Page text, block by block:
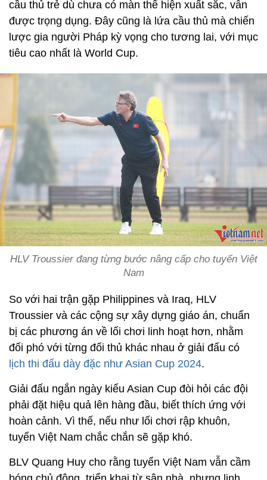
cầu thủ trẻ dù chưa có màn thể hiện xuất sắc, vẫn
được trọng dụng. Đây cũng là lứa cầu thủ mà chiến
lược gia người Pháp kỳ vọng cho tương lai, với mục
tiêu cao nhất là World Cup.
HLV Troussier đang từng bước nâng cấp cho tuyển Việt
Nam
So với hai trận gặp Philippines và Iraq, HLV
Troussier và các cộng sự xây dựng giáo án, chuẩn
bị các phương án về lối chơi linh hoạt hơn, nhằm
đối phó với từng đối thủ khác nhau ở giải đấu có
lịch thi đấu dày đặc như Asian Cup 2024.
Giải đấu ngắn ngày kiểu Asian Cup đòi hỏi các đội
phải đặt hiệu quả lên hàng đầu, biết thích ứng với
hoàn cảnh. Vì thế, nếu như lối chơi rập khuôn,
tuyển Việt Nam chắc chắn sẽ gặp khó.
BLV Quang Huy cho rằng tuyển Việt Nam vẫn cầm